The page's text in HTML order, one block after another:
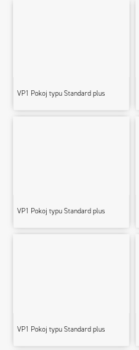
VP1 Pokoj typu Standard plus
VP1 Pokoj typu Standard plus
VP1 Pokoj typu Standard plus